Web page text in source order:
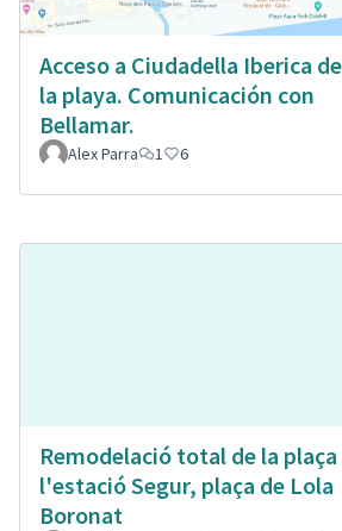
Acceso a Ciudadella Iberica
la playa. Comunicación con
Bellamar.
Alex Parra 1 6
Remodelació total de la plaça
l'estació Segur, plaça de Lola
Boronat